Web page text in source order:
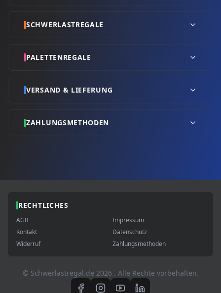
SCHWERLASTREGALE
PALETTENREGALE
VERSAND & LIEFERUNG
ZAHLUNGSMETHODEN
RECHTLICHES
AGB
Impressum
Kontakt
Datenschutz
Widerruf
Zahlungsmethoden
© Schwerlastregal.de 2026 . Alle Rechte vorbehalten.